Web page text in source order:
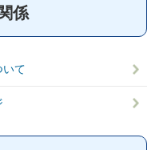
係
いて